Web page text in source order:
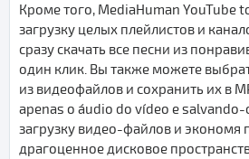
Кроме того, MediaHuman YouTube
загрузку целых плейлистов и
сразу скачать все песни из
один клик. Вы также можете
из видеофайлов и сохранить их в
apenas o áudio do vídeo e salvando-
загрузку видео-файлов и экономя
драгоценное дисковое